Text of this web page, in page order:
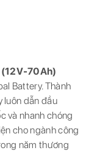
(12V-70Ah)
Battery. Thành
luôn dẫn đầu
và nhanh chóng
cho ngành công
năm thương